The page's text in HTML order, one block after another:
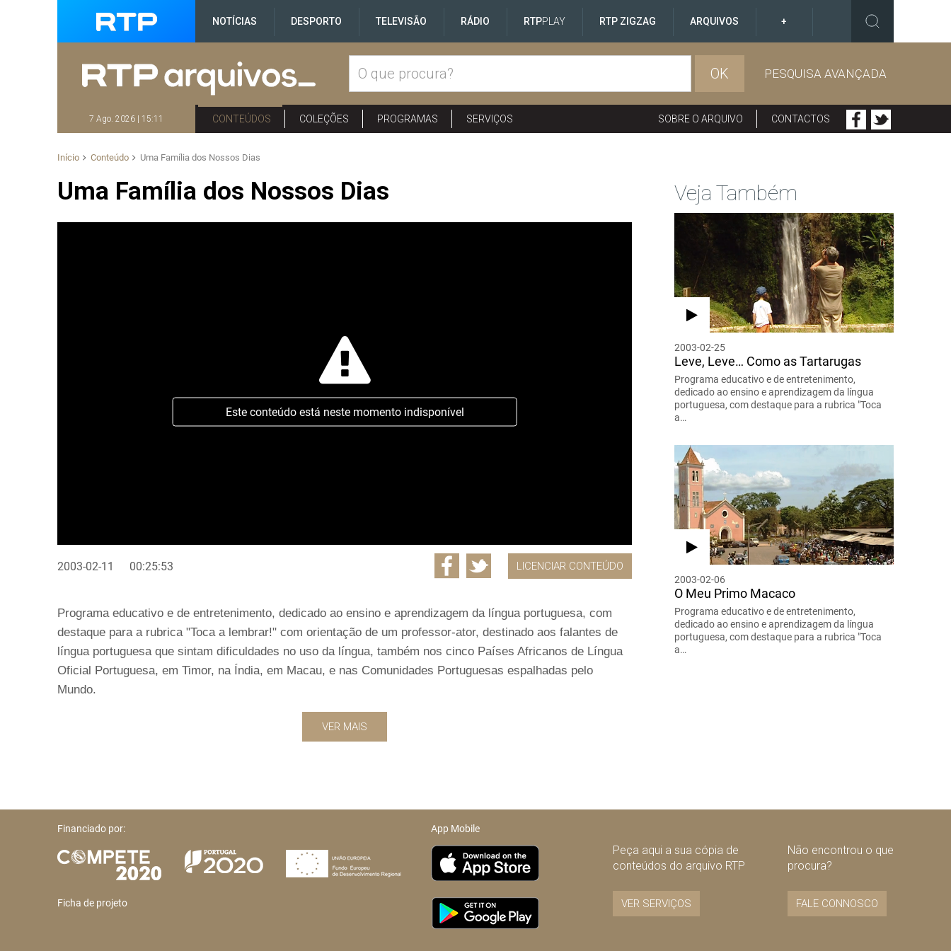
NOTÍCIAS DESPORTO TELEVISÃO RÁDIO RTPPLAY RTP ZIGZAG ARQUIVOS +
OK PESQUISA AVANÇADA
7 Ago. 2026 | 15:11 CONTEÚDOS COLEÇÕES PROGRAMAS SERVIÇOS SOBRE O ARQUIVO CONTACTOS
Início Conteúdo Uma Família dos Nossos Dias
Uma Família dos Nossos Dias
Este conteúdo está neste momento indisponível
2003-02-11 00:25:53 LICENCIAR CONTEÚDO
Programa educativo e de entretenimento, dedicado ao ensino e aprendizagem da língua portuguesa, com
destaque para a rubrica "Toca a lembrar!" com orientação de um professor-ator, destinado aos falantes de
língua portuguesa que sintam dificuldades no uso da língua, também nos cinco Países Africanos de Língua
Oficial Portuguesa, em Timor, na Índia, em Macau, e nas Comunidades Portuguesas espalhadas pelo
Mundo.
VER MAIS
Veja Também
2003-02-25
Leve, Leve… Como as Tartarugas
Programa educativo e de entretenimento,
dedicado ao ensino e aprendizagem da língua
portuguesa, com destaque para a rubrica "Toca
a…
2003-02-06
O Meu Primo Macaco
Programa educativo e de entretenimento,
dedicado ao ensino e aprendizagem da língua
portuguesa, com destaque para a rubrica "Toca
a…
Financiado por:
Ficha de projeto
App Mobile
Peça aqui a sua cópia de
conteúdos do arquivo RTP
VER SERVIÇOS
Não encontrou o que
procura?
FALE CONNOSCO